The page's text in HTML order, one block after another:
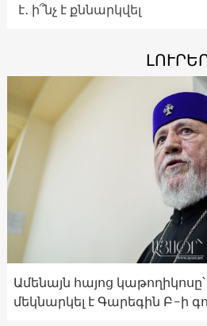
է․ ի՞նչ է քննարկվել
Ամենայն հայոց
մեկնարկել է Գարեգին Բ-ի